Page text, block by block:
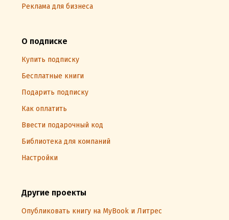
Реклама для бизнеса
О подписке
Купить подписку
Бесплатные книги
Подарить подписку
Как оплатить
Ввести подарочный код
Библиотека для компаний
Настройки
Другие проекты
Опубликовать книгу на MyBook и Литрес